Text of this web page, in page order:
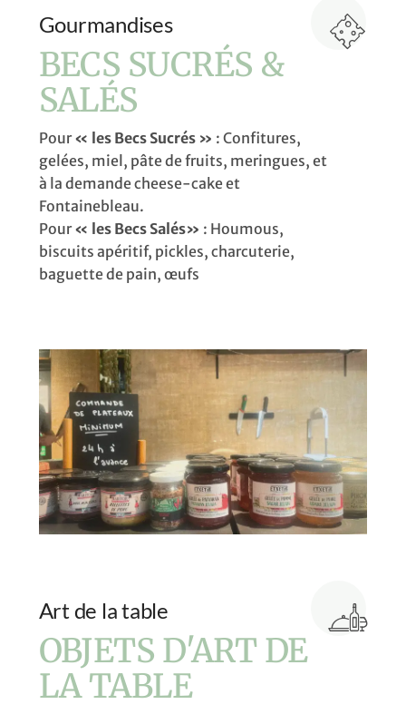
Gourmandises
BECS SUCRÉS &
SALÉS
Pour« les Becs Sucrés » : Confitures,
gelées, miel, pâte de fruits, meringues, et
à la demande cheese-cake et
Fontainebleau.
Pour« les Becs Salés» : Houmous,
biscuits apéritif, pickles, charcuterie,
baguette de pain, œufs
Art de la table
OBJETS D'ART DE
LA TABLE